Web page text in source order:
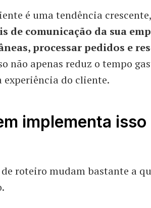
é uma tendência
de comunicação da sua
processar pedidos e
não apenas reduz o tempo
do cliente.
implementa isso
roteiro mudam bastante a